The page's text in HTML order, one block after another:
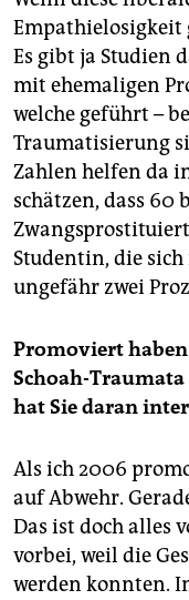
Empathielosigkeit
Es gibt ja Studien
mit ehemaligen
welche geführt –
Traumatisierung
Zahlen helfen da
schätzen, dass 60
Studentin, die
ungefähr zwei
Promoviert haben
Schoah-
hat Sie daran
Als ich 2006
auf Abwehr.
Das ist doch alles
vorbei, weil die
werden konnten.